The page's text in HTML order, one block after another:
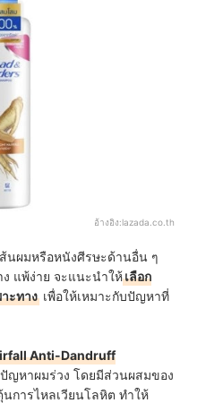
อ้างอิง:lazada.co.th
นผมหรือหนังศีรษะด้านอื่น ๆ
แพ้ง่าย จะแนะนำให้เลือก
ะทาง เพื่อให้เหมาะกับปัญหาที่
Anti-Dandruff
ญหาผมร่วง โดยมีส่วนผสมของ
การไหลเวียนโลหิต ทำให้